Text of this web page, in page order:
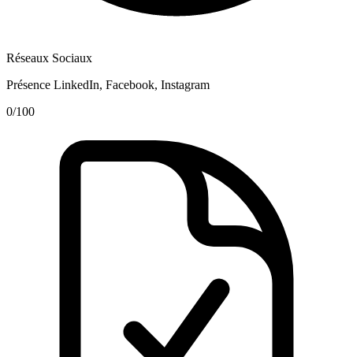
Réseaux Sociaux
Présence LinkedIn, Facebook, Instagram
0/100